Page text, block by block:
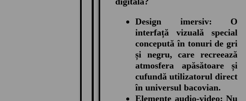
Design imersiv: O
interfață vizuală special
concepută în tonuri de gri
și negru, care recreează
atmosfera apăsătoare și
cufundă utilizatorul direct
în universul bacovian.
Elemente audio-video: Nu